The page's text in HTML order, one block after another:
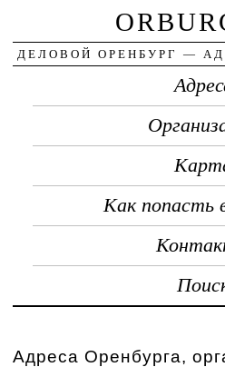
ДЕЛОВОЙ ОРЕНБУРГ —
Как попасть
Адреса Оренбурга,